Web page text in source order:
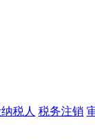
税人 税务注销